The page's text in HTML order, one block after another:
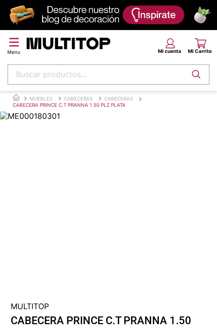
Buscar productos...
MUEBLES CABECERAS
CABECERAS
CABECERA PRINCE C.T PRANNA 1.50 PLZ PLATA
MULTITOP
CABECERA PRINCE C.T PRANNA 1.50
Términos más buscados
papel tapiz